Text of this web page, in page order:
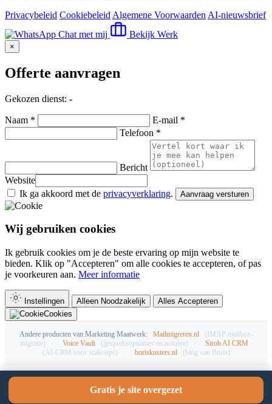
Gratis je site overgezet
Privacybeleid Cookiebeleid Algemene Voorwaarden AI-nieuwsbrief
Chat met mij
Bekijk Werk
×
Offerte aanvragen
Gekozen dienst: -
Naam *
E-mail *
Telefoon *
Bericht
Website
Ik ga akkoord met de privacyverklaring. Aanvraag versturen
Wij gebruiken cookies
Ik gebruik cookies om je de beste ervaring op mijn website te
bieden. Klik op "Accepteren" om alle cookies te accepteren, of pas
je voorkeuren aan. Meer informatie
Instellingen Alleen Noodzakelijk
Alles Accepteren
Cookies
Andere producten van Marketing Maatwerk: Mailmigreren.nl
(IMAP mailbox-
migratie)
Voice Vault (gespreksopnames en notulen)
Sirob AI CRM
(AI-CRM voor scale-ups)
boriskusters.nl (blog van Boris)